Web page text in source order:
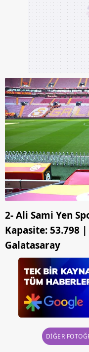
2- Ali Sami Yen
Kapasite: 53.798
Galatasaray
DİĞER